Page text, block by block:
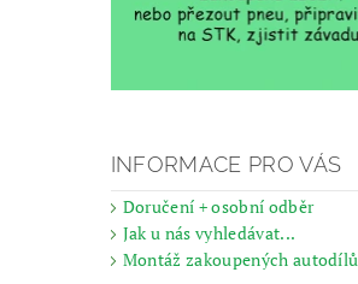
INFORMACE PRO VÁS
Doručení + osobní odběr
Jak u nás vyhledávat...
Montáž zakoupených autodílů